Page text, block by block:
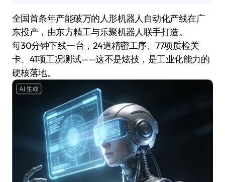
全国首条年产能破万的人形机器人自动化产线在广
东投产，由东方精工与乐聚机器人联手打造。
每30分钟下线一台，24道精密工序、77项质检关
卡、41项工况测试——这不是炫技，是工业化能力的
硬核落地。